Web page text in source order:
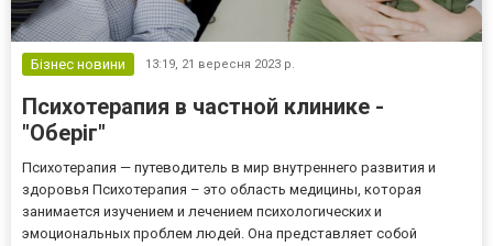
Бізнес новини 13:19, 21 вересня 2023 р.
Психотерапия в частной клинике -
"Оберіг"
Психотерапия — путеводитель в мир внутреннего развития и
здоровья Психотерапия – это область медицины, которая
занимается изучением и лечением психологических и
эмоциональных проблем людей. Она представляет собой